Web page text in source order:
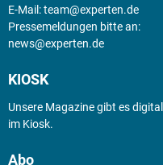
E-Mail:team@experten.de
Pressemeldungen bitte an:
news@experten.de
KIOSK
Unsere Magazine gibt es digital
im Kiosk.
Abo